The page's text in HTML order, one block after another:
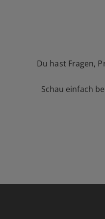
Du hast Fragen,
Schau einfach